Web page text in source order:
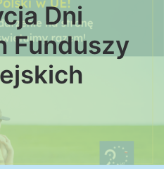
Dni
Funduszy